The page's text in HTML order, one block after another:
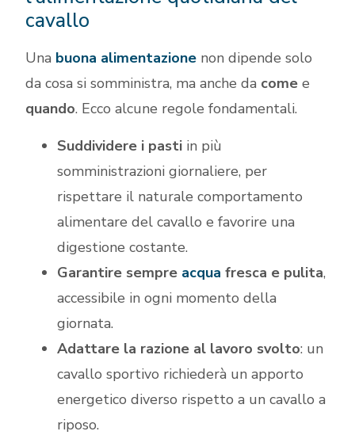
cavallo
Una buona alimentazione non dipende solo
da cosa si somministra, ma anche da come e
quando. Ecco alcune regole fondamentali.
Suddividere i pasti in più
somministrazioni giornaliere, per
rispettare il naturale comportamento
alimentare del cavallo e favorire una
digestione costante.
Garantire sempre acqua fresca e pulita,
accessibile in ogni momento della
giornata.
Adattare la razione al lavoro svolto: un
cavallo sportivo richiederà un apporto
energetico diverso rispetto a un cavallo a
riposo.